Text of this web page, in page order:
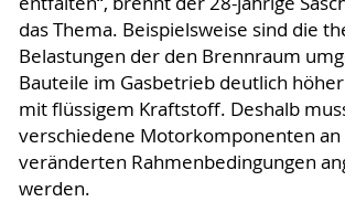
das Thema. Beispielsweise sind die
Belastungen der den Brennraum
Bauteile im Gasbetrieb deutlich
mit flüssigem Kraftstoff. Deshalb
verschiedene Motorkomponenten an
veränderten Rahmenbedingungen
werden.